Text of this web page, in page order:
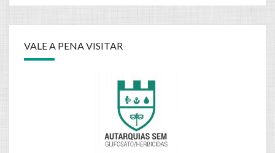
VALE A PENA VISITAR